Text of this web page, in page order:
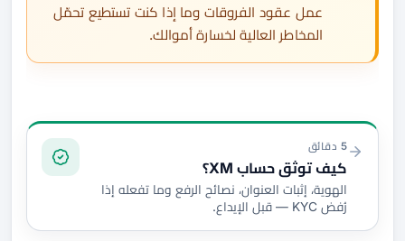
عمل عقود الفروقات وما إذا كنت تستطيع تحمّل
المخاطر العالية لخسارة أموالك.
التوثيق والتمويل
5 دقائق
كيف توثق حساب XM؟
الهوية، إثبات العنوان، نصائح الرفع وما تفعله إذا
رُفض KYC — قبل الإيداع.